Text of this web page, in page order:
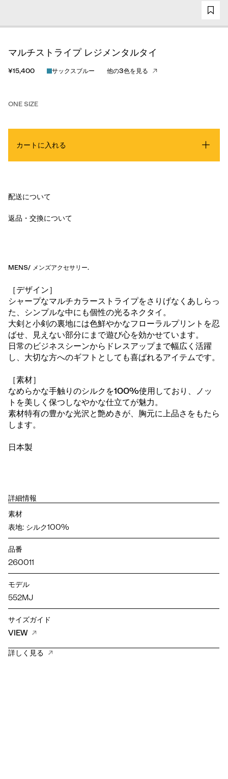
マルチストライプ レジメンタルタイ
¥15,400 サックスブルー 他の3色を見る
ONE SIZE
カートに入れる
配送について
返品・交換について
MENS/ メンズアクセサリー.
［デザイン］
シャープなマルチカラーストライプをさりげなくあしらっ
た、シンプルな中にも個性の光るネクタイ。
大剣と小剣の裏地には色鮮やかなフローラルプリントを忍
ばせ、見えない部分にまで遊び心を効かせています。
日常のビジネスシーンからドレスアップまで幅広く活躍
し、大切な方へのギフトとしても喜ばれるアイテムです。
［素材］
なめらかな手触りのシルクを100%使用しており、ノッ
トを美しく保つしなやかな仕立てが魅力。
素材特有の豊かな光沢と艶めきが、胸元に上品さをもたら
します。
日本製
詳細情報
素材
表地: シルク100%
品番
260011
モデル
552MJ
サイズガイド
VIEW
詳しく見る